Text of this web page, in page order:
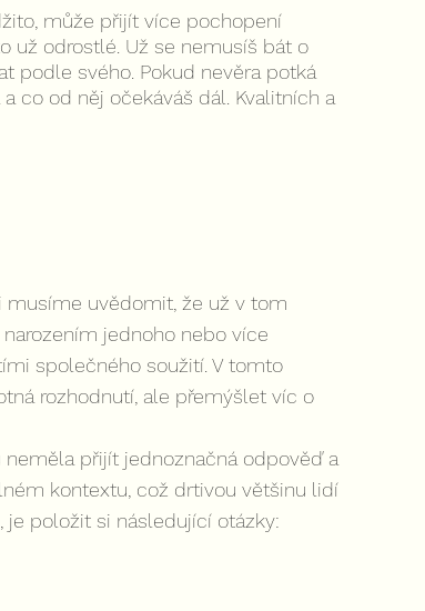
může přijít více pochopení
už odrostlé. Už se nemusíš bát o
podle svého. Pokud nevěra potká
co od něj očekáváš dál. Kvalitních a
musíme uvědomit, že už v tom
jednoho nebo více
společného soužití. V tomto
rozhodnutí, ale přemýšlet víc o
přijít jednoznačná odpověď a
kontextu, což drtivou většinu lidí
je položit si následující otázky: